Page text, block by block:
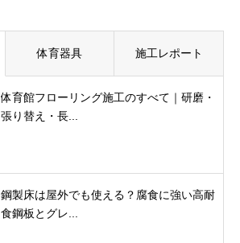
体育器具 施工レポート
体育館フローリング施工のすべて｜研磨・
張り替え・長...
鋼製床は屋外でも使える？腐食に強い高耐
食鋼板とグレ...